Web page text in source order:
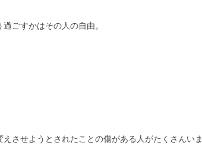
ごすかはその人の自由。
させようとされたことの傷がある人がたくさんいま